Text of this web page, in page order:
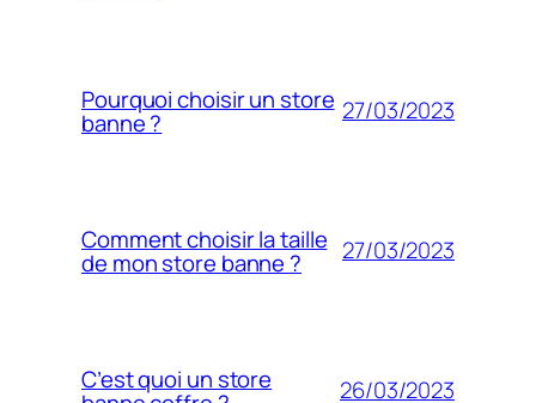
Pourquoi choisir un store
banne ? 27/03/2023
Comment choisir la taille
de mon store banne ? 27/03/2023
C’est quoi un store 26/03/2023